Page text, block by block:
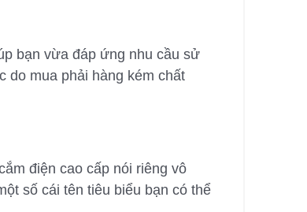
bạn vừa đáp ứng nhu cầu sử
do mua phải hàng kém chất
điện cao cấp nói riêng vô
số cái tên tiêu biểu bạn có thể